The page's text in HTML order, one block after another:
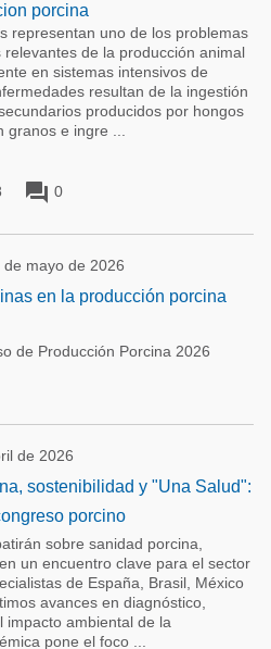
porcina
representan uno de los problemas
de la producción animal
en sistemas intensivos de
resultan de la ingestión
producidos por hongos
e ingre ...
forum 0
mayo de 2026
en la producción porcina
de Producción Porcina 2026
de 2026
sostenibilidad y "Una Salud":
porcino
sobre sanidad porcina,
un encuentro clave para el sector
de España, Brasil, México
avances en diagnóstico,
impacto ambiental de la
pone el foco ...